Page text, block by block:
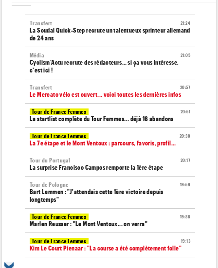
21:24
Transfert
La Soudal Quick-Step recrute un talentueux sprinteur allemand
de 24 ans
21:05
Média
Cyclism’Actu recrute des rédacteurs… si ça vous intéresse,
c'est ici !
20:57
Transfert
Le Mercato vélo est ouvert... voici toutes les dernières infos
20:51
Tour de France Femmes
La startlist complète du Tour Femmes... déjà 16 abandons
20:38
Tour de France Femmes
La 7e étape et le Mont Ventoux : parcours, favoris, profil…
20:17
Tour du Portugal
La surprise Francisco Campos remporte la 1ère étape
19:59
Tour de Pologne
Bart Lemmen : "J'attendais cette 1ère victoire depuis
longtemps"
19:38
Tour de France Femmes
Marlen Reusser : "Le Mont Ventoux... on verra"
19:13
Tour de France Femmes
Kim Le Court Pienaar : "La course a été complètement folle"